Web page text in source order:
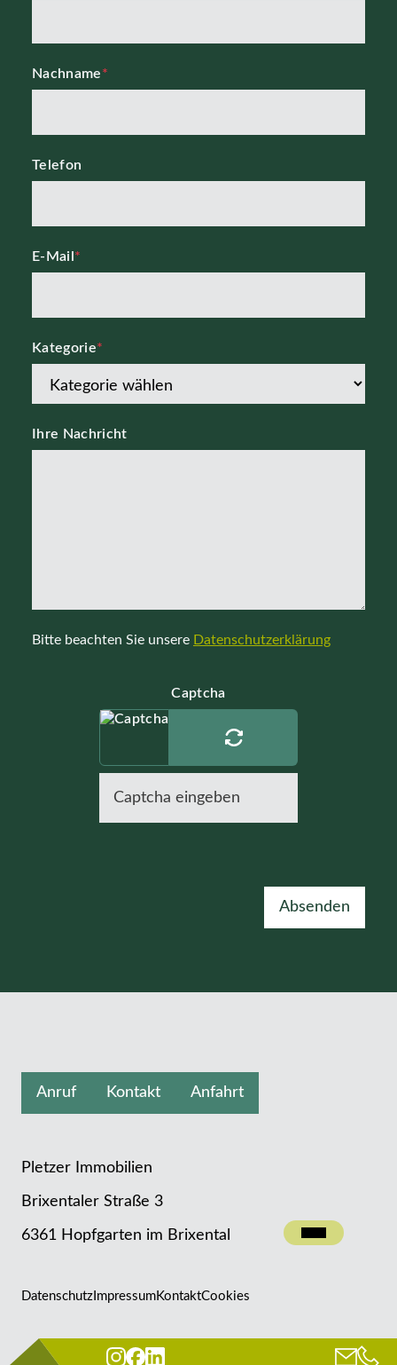
Nachname*
Telefon
E-Mail *
Kategorie*
Ihre Nachricht
Bitte beachten Sie unsere Datenschutzerklärung
Captcha
Absenden
Anruf Kontakt Anfahrt
Pletzer Immobilien
Brixentaler Straße 3
6361 Hopfgarten im Brixental Kontakt
Datenschutz ImpressumKontaktCookies